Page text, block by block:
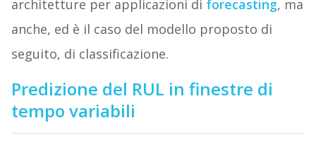
architetture per applicazioni di forecasting, ma
anche, ed è il caso del modello proposto di
seguito, di classificazione.
Predizione del RUL in finestre di
tempo variabili